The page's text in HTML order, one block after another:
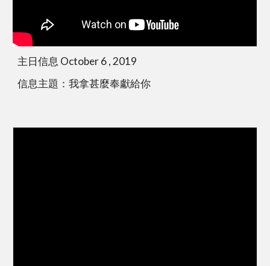
主日信息 October 6 , 2019
信息主題：我拿甚麼奉獻給你